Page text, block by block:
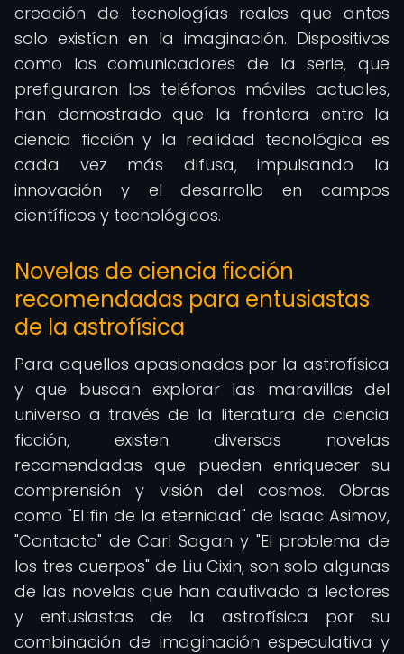
creación de tecnologías reales que antes
solo existían en la imaginación. Dispositivos
como los comunicadores de la serie, que
prefiguraron los teléfonos móviles actuales,
han demostrado que la frontera entre la
ciencia ficción y la realidad tecnológica es
cada vez más difusa, impulsando la
innovación y el desarrollo en campos
científicos y tecnológicos.
Novelas de ciencia ficción
recomendadas para entusiastas
de la astrofísica
Para aquellos apasionados por la astrofísica
y que buscan explorar las maravillas del
universo a través de la literatura de ciencia
ficción, existen diversas novelas
recomendadas que pueden enriquecer su
comprensión y visión del cosmos. Obras
como "El fin de la eternidad" de Isaac Asimov,
"Contacto" de Carl Sagan y "El problema de
los tres cuerpos" de Liu Cixin, son solo algunas
de las novelas que han cautivado a lectores
y entusiastas de la astrofísica por su
combinación de imaginación especulativa y